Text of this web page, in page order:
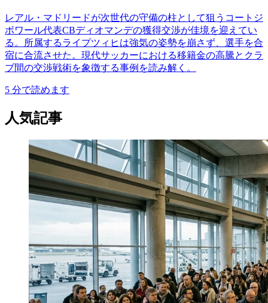
レアル・マドリードが次世代の守備の柱として狙うコートジ
ボワール代表CBディオマンデの獲得交渉が佳境を迎えてい
る。所属するライプツィヒは強気の姿勢を崩さず、選手を合
宿に合流させた。現代サッカーにおける移籍金の高騰とクラ
ブ間の交渉戦術を象徴する事例を読み解く。
5 分で読めます
人気記事